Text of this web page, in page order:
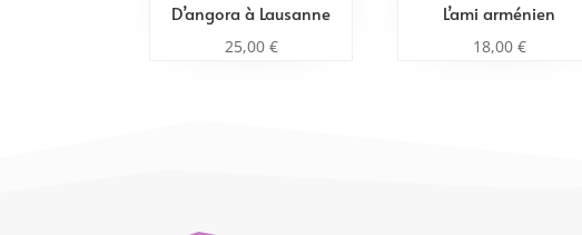
D’angora à Lausanne
25,00 €
L’ami arménien
18,00 €